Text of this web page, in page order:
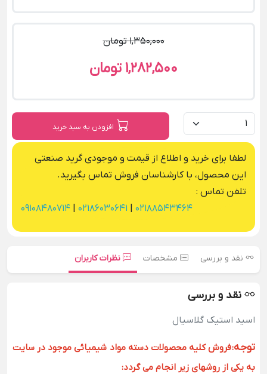
1,350,000 تومان
1,282,500 تومان
افزودن به سبد خرید
لطفا برای خرید و اطلاع از قیمت و موجودی گرید صنعتی
این محصول، با کارشناسان فروش تماس بگیرید.
تلفن تماس :
02188543464
02186030641
09108480714
نقد و بررسی مشخصات نظرات کاربران
نقد و بررسی
اسید استیک گلاسیال
توجه:فروش کلیه محصولات دسته مواد شیمیائی موجود در سایت
به یکی از روشهای زیر انجام می گردد: